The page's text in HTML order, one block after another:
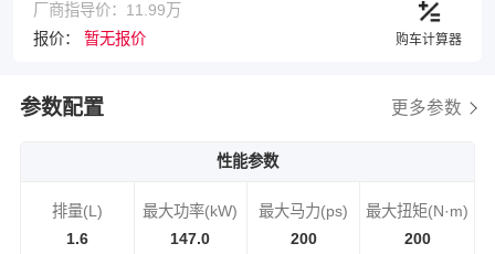
厂商指导价：11.99万
报价： 暂无报价 购车计算器
参数配置 更多参数
性能参数
排量(L)
1.6
最大功率(kW)
147.0
最大马力(ps)
200
最大扭矩(N·m)
200